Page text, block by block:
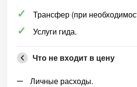
Трансфер (при
Услуги гида.
Что не входит в цену
Личные расходы.